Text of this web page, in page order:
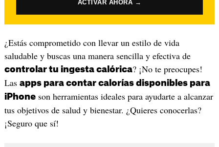
ACTIVAR AHORA →
¿Estás comprometido con llevar un estilo de vida
saludable y buscas una manera sencilla y efectiva de
controlar tu ingesta calórica? ¡No te preocupes!
Las apps para contar calorías disponibles para
iPhoneson herramientas ideales para ayudarte a alcanzar
tus objetivos de salud y bienestar. ¿Quieres conocerlas?
¡Seguro que sí!